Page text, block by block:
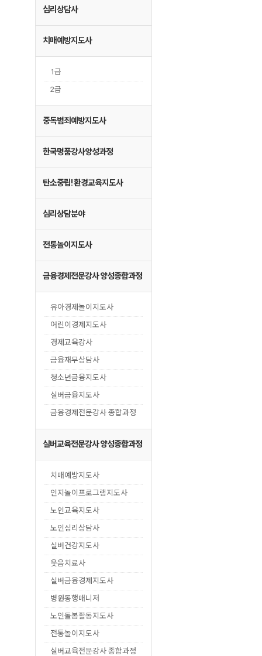
심리상담사
치매예방지도사
1급
2급
중독범죄예방지도사
한국명품강사양성과정
탄소중립! 환경교육지도사
심리상담분야
전통놀이지도사
금융경제전문강사 양성종합과정
유아경제놀이지도사
어린이경제지도사
경제교육강사
금융재무상담사
청소년금융지도사
실버금융지도사
금융경제전문강사 종합과정
실버교육전문강사 양성종합과정
치매예방지도사
인지놀이프로그램지도사
노인교육지도사
노인심리상담사
실버건강지도사
웃음치료사
실버금융경제지도사
병원동행매니저
노인돌봄활동지도사
전통놀이지도사
실버교육전문강사 종합과정